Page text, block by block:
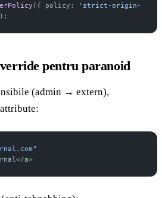
({ policy:
'strict-origin-
pentru paranoid
(admin → extern),
a>